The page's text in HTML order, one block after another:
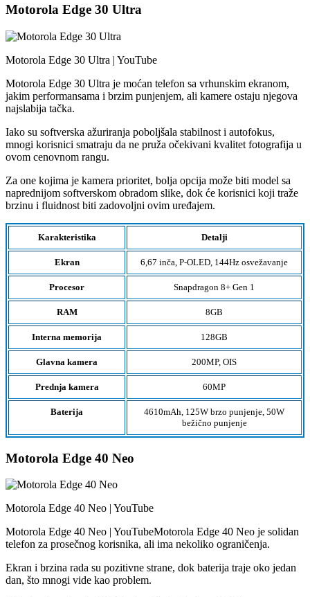
Motorola Edge 30 Ultra
Motorola Edge 30 Ultra | YouTube
Motorola Edge 30 Ultra je moćan telefon sa vrhunskim ekranom,
jakim performansama i brzim punjenjem, ali kamere ostaju njegova
najslabija tačka.
Iako su softverska ažuriranja poboljšala stabilnost i autofokus,
mnogi korisnici smatraju da ne pruža očekivani kvalitet fotografija u
ovom cenovnom rangu.
Za one kojima je kamera prioritet, bolja opcija može biti model sa
naprednijom softverskom obradom slike, dok će korisnici koji traže
brzinu i fluidnost biti zadovoljni ovim uređajem.
Karakteristika Detalji
Ekran 6,67 inča, P-OLED, 144Hz osvežavanje
Procesor Snapdragon 8+ Gen 1
RAM 8GB
Interna memorija 128GB
Glavna kamera 200MP, OIS
Prednja kamera 60MP
Baterija
4610mAh, 125W brzo punjenje, 50W
bežično punjenje
Motorola Edge 40 Neo
Motorola Edge 40 Neo | YouTube
Motorola Edge 40 Neo | YouTubeMotorola Edge 40 Neo je solidan
telefon za prosečnog korisnika, ali ima nekoliko ograničenja.
Ekran i brzina rada su pozitivne strane, dok baterija traje oko jedan
dan, što mnogi vide kao problem.